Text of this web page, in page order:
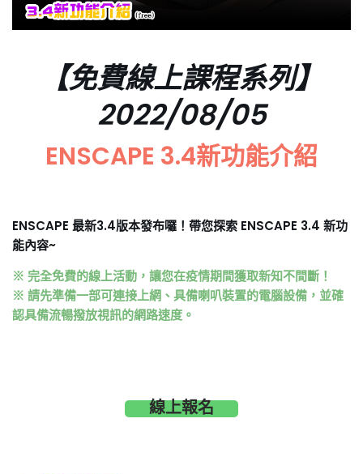
【免費線上課程系列】
2022/08/05
ENSCAPE 3.4新功能介紹
ENSCAPE 最新3.4版本發布囉！帶您探索 ENSCAPE 3.4 新功
能內容~
※ 完全免費的線上活動，讓您在疫情期間獲取新知不間斷！
※ 請先準備一部可連接上網、具備喇叭裝置的電腦設備，並確
認具備流暢撥放視訊的網路速度。
線上報名